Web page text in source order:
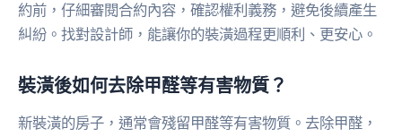
約前，仔細審閱合約內容，確認權利義務，避免後續產生
糾紛。找對設計師，能讓你的裝潢過程更順利、更安心。
裝潢後如何去除甲醛等有害物質？
新裝潢的房子，通常會殘留甲醛等有害物質。去除甲醛，